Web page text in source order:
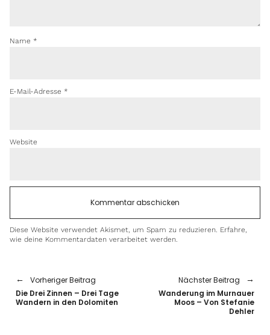
Name*
E-Mail-Adresse*
Website
Diese Website verwendet Akismet, um Spam zu reduzieren. Erfahre,
wie deine Kommentardaten verarbeitet werden.
Vorheriger Beitrag
Die Drei Zinnen – Drei Tage
Wandern in den Dolomiten
Nächster Beitrag
Wanderung im Murnauer
Moos – Von Stefanie
Dehler